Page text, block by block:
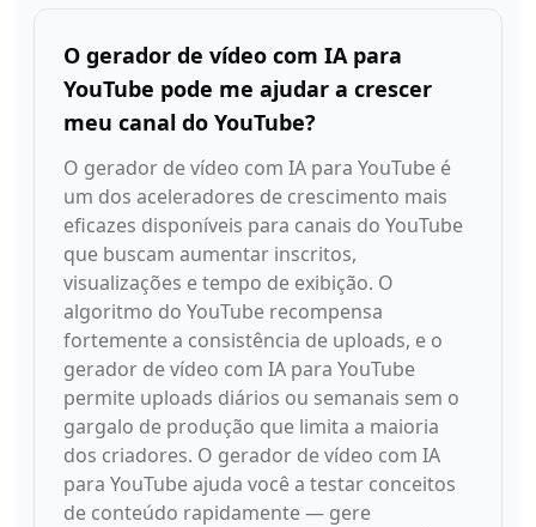
O gerador de vídeo com IA para
YouTube pode me ajudar a crescer
meu canal do YouTube?
O gerador de vídeo com IA para YouTube é
um dos aceleradores de crescimento mais
eficazes disponíveis para canais do YouTube
que buscam aumentar inscritos,
visualizações e tempo de exibição. O
algoritmo do YouTube recompensa
fortemente a consistência de uploads, e o
gerador de vídeo com IA para YouTube
permite uploads diários ou semanais sem o
gargalo de produção que limita a maioria
dos criadores. O gerador de vídeo com IA
para YouTube ajuda você a testar conceitos
de conteúdo rapidamente — gere